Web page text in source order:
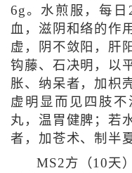
6g。水煎服，每
血，滋阴和络的作
虚，阴不敛阳，肝
钩藤、石决明，以
胀、纳呆者，加枳
虚明显而见四肢
丸，温胃健脾；若
者，加苍术、制半
MS2方（10天